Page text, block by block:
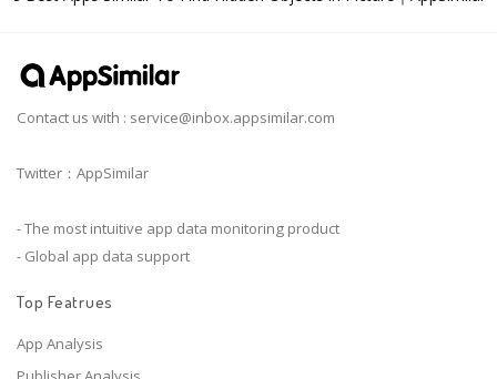
Contact us with : service@inbox.appsimilar.com
Twitter：AppSimilar
- The most intuitive app data monitoring product
- Global app data support
Top Featrues
App Analysis